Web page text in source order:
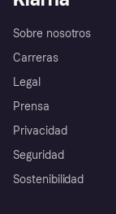
Sobre nosotros
Carreras
Legal
Prensa
Privacidad
Seguridad
Sostenibilidad